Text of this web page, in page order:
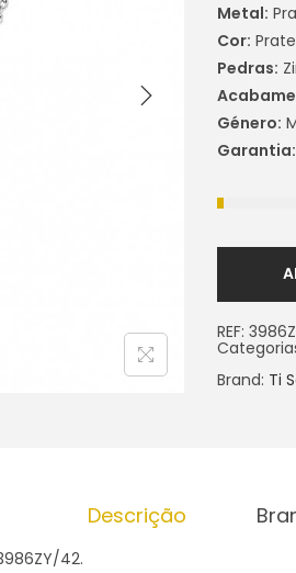
Metal:
Cor:
Pedras:
Género:
Garantia:
REF:
Brand: Ti
Descrição
42.